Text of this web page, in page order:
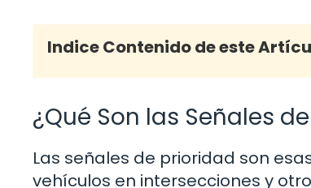
Indice Contenido de este
¿Qué Son las Señales
Las señales de prioridad son
vehículos en intersecciones y